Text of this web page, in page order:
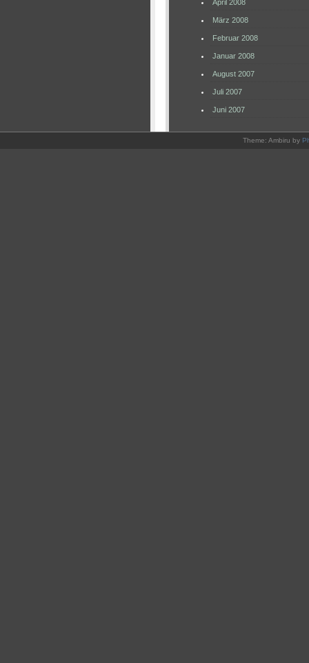
April 2008
März 2008
Februar 2008
Januar 2008
August 2007
Juli 2007
Juni 2007
Theme: Ambiru by